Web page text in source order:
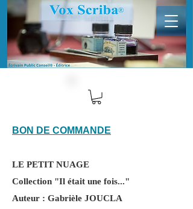
BON DE COMMANDE
LE PETIT NUAGE
Collection "Il était une fois..."
Auteur : Gabrièle JOUCLA